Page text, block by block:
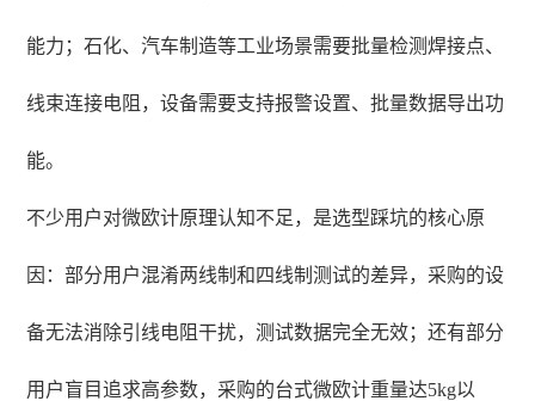
能力；石化、汽车制造等工业场景需要批量检测焊接点、
线束连接电阻，设备需要支持报警设置、批量数据导出功
能。
不少用户对微欧计原理认知不足，是选型踩坑的核心原
因：部分用户混淆两线制和四线制测试的差异，采购的设
备无法消除引线电阻干扰，测试数据完全无效；还有部分
用户盲目追求高参数，采购的台式微欧计重量达5kg以